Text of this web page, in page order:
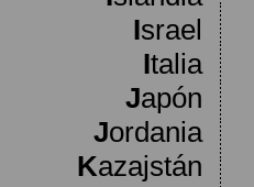
Israel
Italia
Japón
Jordania
Kazajstán